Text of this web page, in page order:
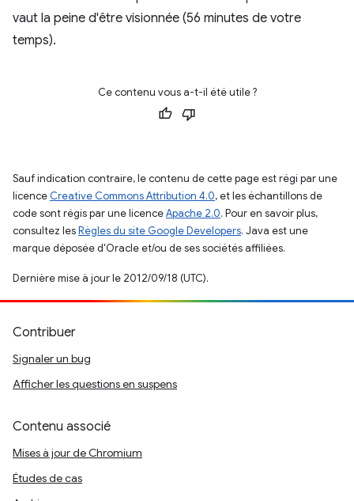
vaut la peine d'être visionnée (56 minutes de votre
temps).
Ce contenu vous a-t-il été utile ?
Sauf indication contraire, le contenu de cette page est régi par une
licence Creative Commons Attribution 4.0, et les échantillons de
code sont régis par une licenceApache 2.0. Pour en savoir plus,
consultez lesRègles du site Google Developers. Java est une
marque déposée d'Oracle et/ou de ses sociétés affiliées.
Dernière mise à jour le 2012/09/18 (UTC).
Contribuer
Signaler un bug
Afficher les questions en suspens
Contenu associé
Mises à jour de Chromium
Études de cas